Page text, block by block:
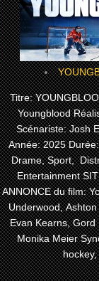
Titre:
Youngblood
Scénariste: Josh
Année: 2025
Drame, Sport,
Entertainment
ANNONCE du film:
Underwood,
Evan Kearns, Gord
Monika Meier